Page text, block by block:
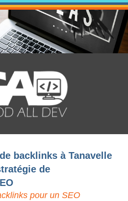
backlinks à Tanavelle
de
pour un SEO